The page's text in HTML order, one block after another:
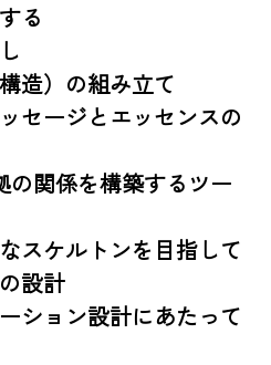
る
造）の組み立て
ージとエッセンスの
関係を構築するツー
ケルトンを目指して
設計
ョン設計にあたって